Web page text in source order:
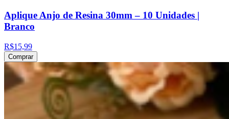
Aplique Anjo de Resina 30mm – 10 Unidades |
Branco
R$15,99
Comprar